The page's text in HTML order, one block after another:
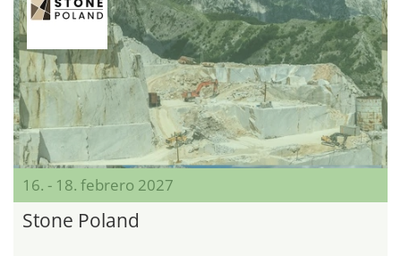
16. - 18. febrero 2027
Stone Poland